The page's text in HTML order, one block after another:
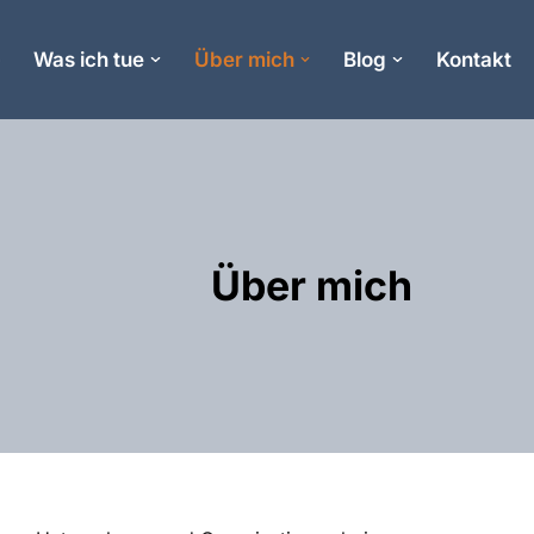
Was ich tue Über mich Blog Kontakt
Über mich